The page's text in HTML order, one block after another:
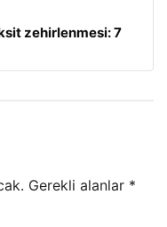
zehirlenmesi: 7
Gerekli alanlar *